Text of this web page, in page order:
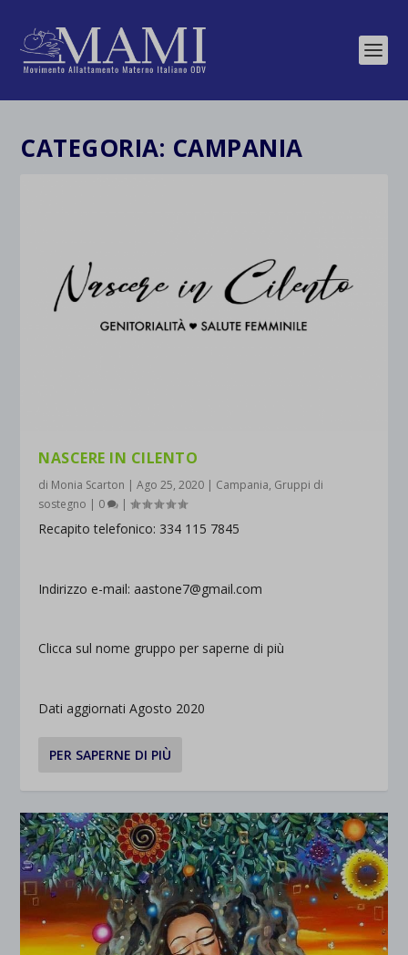
CATEGORIA: CAMPANIA
NASCERE IN CILENTO
di Monia Scarton |Ago 25, 2020 | Campania, Gruppi di
sostegno | 0 |
Recapito telefonico: 334 115 7845
Indirizzo e-mail: aastone7@gmail.com
Clicca sul nome gruppo per saperne di più
Dati aggiornati Agosto 2020
PER SAPERNE DI PIÙ